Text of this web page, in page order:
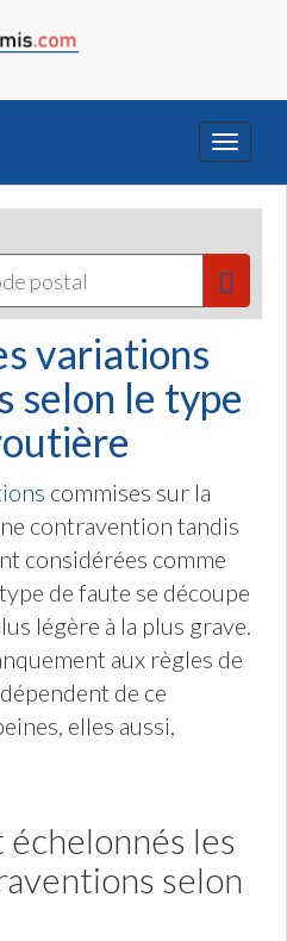
Toggle
variations
selon le type
commises sur la
contravention tandis
considérées comme
de faute se découpe
légère à la plus grave.
aux règles de
de ce
elles aussi,
les
selon